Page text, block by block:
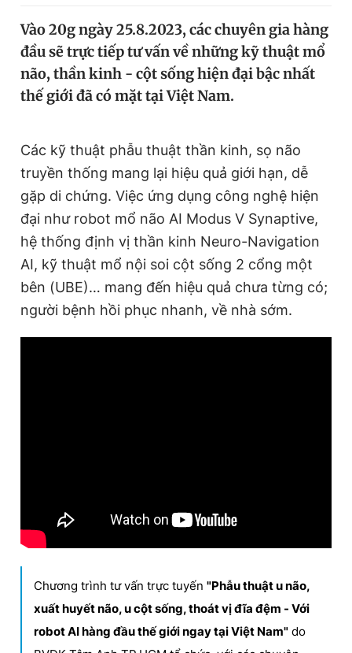
Sản phẩm khác
Tiện ích Bạn cần biết
Thông tin tòa soạn Liên hệ quảng cáo
Đọc Thanh Niên trên điện thoại
Phó tổng biên tập thường trực: Hải Thành
Phó tổng biên tập: Lâm Hiếu Dũng
Phó tổng biên tập: Trần Việt Hưng
Giấy phép xuất bản số 110/GP - BTTTT cấp ngày 24.3.2020
© 2003-2026 Bản quyền thuộc về Báo Thanh Niên. Cấm sao
chép dưới mọi hình thức nếu không có sự chấp thuận bằng văn
bản. Phát triển bởi ePi Technologies, JSC.
Vào 20g ngày 25.8.2023, các chuyên gia hàng
đầu sẽ trực tiếp tư vấn về những kỹ thuật mổ
não, thần kinh - cột sống hiện đại bậc nhất
thế giới đã có mặt tại Việt Nam.
Các kỹ thuật phẫu thuật thần kinh, sọ não
truyền thống mang lại hiệu quả giới hạn, dễ
gặp di chứng. Việc ứng dụng công nghệ hiện
đại như robot mổ não AI Modus V Synaptive,
hệ thống định vị thần kinh Neuro-Navigation
AI, kỹ thuật mổ nội soi cột sống 2 cổng một
bên (UBE)… mang đến hiệu quả chưa từng có;
người bệnh hồi phục nhanh, về nhà sớm.
Chương trình tư vấn trực tuyến "Phẫu thuật u não,
xuất huyết não, u cột sống, thoát vị đĩa đệm - Với
robot AI hàng đầu thế giới ngay tại Việt Nam" do